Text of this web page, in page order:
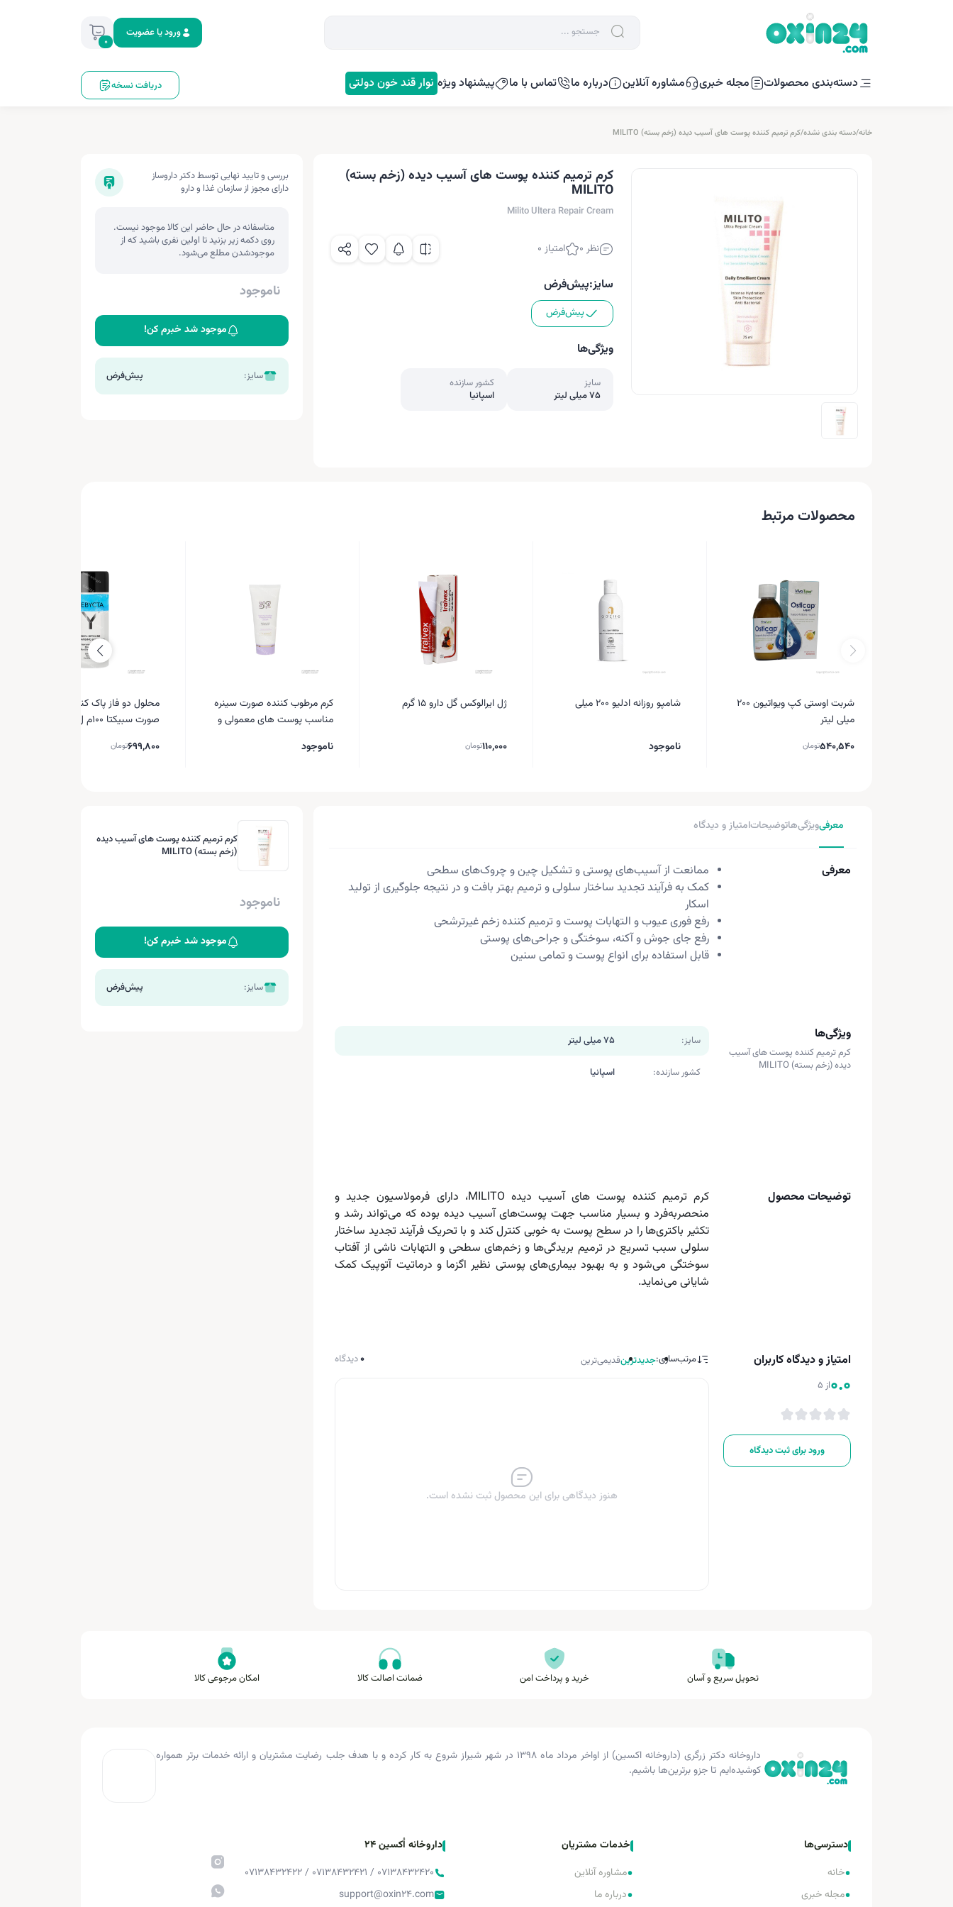
ورود یا عضویت
0
دسته‌بندی محصولات مجله خبری مشاوره آنلاین درباره ما تماس با ما پیشنهاد ویژه نوار قند خون دولتی دریافت نسخه
خانه/دسته بندی نشده/کرم ترمیم کننده پوست های آسیب دیده (زخم بسته) MILITO
کرم ترمیم کننده پوست های آسیب دیده (زخم بسته)
MILITO
Milito Ultera Repair Cream
نظر 0 امتیاز 0
سایز:پیش‌فرض
پیش‌فرض
ویژگی‌ها
سایز
75 میلی لیتر
کشور سازنده
اسپانیا
بررسی و تایید نهایی توسط دکتر داروساز
دارای مجوز از سازمان غذا و دارو
متاسفانه در حال حاضر این کالا موجود نیست.
روی دکمه زیر بزنید تا اولین نفری باشید که از
موجودشدن مطلع می‌شود.
ناموجود
موجود شد خبرم کن!
سایز: پیش‌فرض
محصولات مرتبط
شربت اوستی کپ ویواتیون 200
میلی لیتر
540,540تومان
شامپو روزانه ادلیو 200 میلی
ناموجود
ژل ایرالوکس گل دارو 15 گرم
110,000تومان
کرم مرطوب کننده صورت سینره
مناسب پوست های معمولی و
ناموجود
محلول دو فاز پاک کننده آرایش
صورت سبیکتا 100م ل
699,800تومان
معرفیویژگی‌هاتوضیحاتامتیاز و دیدگاه
معرفی
ممانعت از آسیب‌های پوستی و تشکیل چین و چرو‌ک‌های سطحی
کمک به فرآیند تجدید ساختار سلولی و ترمیم بهتر بافت و در نتیجه جلوگیری از تولید
اسکار
رفع فوری عیوب و التهابات پوست و ترمیم کننده زخم غیرترشحی
رفع جای جوش و آکنه، سوختگی و جراحی‌های پوستی
قابل استفاده برای انواع پوست و تمامی سنین
ویژگی‌ها
کرم ترمیم کننده پوست های آسیب
دیده (زخم بسته) MILITO
سایز: 75 میلی لیتر
کشور سازنده: اسپانیا
توضیحات محصول
کرم ترمیم کننده پوست های آسیب دیده MILITO، دارای فرمولاسیون جدید و
منحصربه‌فرد و بسیار مناسب جهت پوست‌های آسیب دیده بوده که می‌تواند رشد و
تکثیر باکتری‌ها را در سطح پوست به خوبی کنترل کند و با تحریک فرآیند تجدید ساختار
سلولی سبب تسریع در ترمیم بریدگی‌ها و زخم‌های سطحی و التهابات ناشی از آفتاب
سوختگی می‌شود و به بهبود بیماری‌های پوستی نظیر اگزما و درماتیت آتوپیک کمک
شایانی می‌نماید.
امتیاز و دیدگاه کاربران
0.0از 5
ورود برای ثبت دیدگاه
مرتب‌سازی:جدیدترینقدیمی‌ترین 0دیدگاه
هنوز دیدگاهی برای این محصول ثبت نشده است.
کرم ترمیم کننده پوست های آسیب دیده
(زخم بسته) MILITO
ناموجود
موجود شد خبرم کن!
سایز: پیش‌فرض
تحویل سریع و آسان خرید و پرداخت امن ضمانت اصالت کالا امکان مرجوعی کالا
داروخانه دکتر زرگری (داروخانه اکسین) از اواخر مرداد ماه ۱۳۹۸ در شهر شیراز شروع به کار کرده و با هدف جلب رضایت مشتریان و ارائه خدمات برتر همواره
کوشیده‌ایم تا جزو برترین‌ها باشیم.
دسترسی‌ها
•خانه
•مجله خبری
خدمات مشتریان
•مشاوره آنلاین
•درباره ما
داروخانه اُکسین 24
۰۷۱۳۸۴۳۲۴۲۰ / ۰۷۱۳۸۴۳۲۴۲۱ / ۰۷۱۳۸۴۳۲۴۲۲
support@oxin24.com